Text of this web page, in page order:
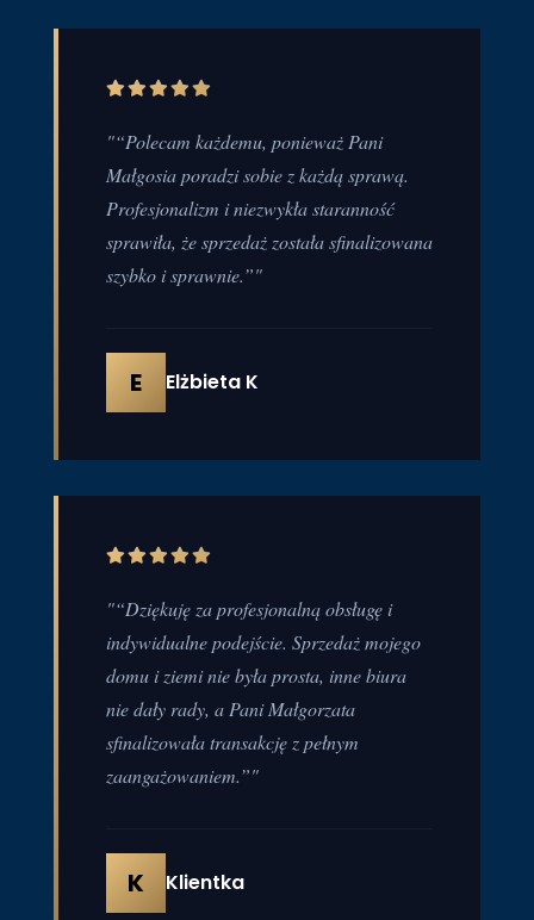
"“Polecam każdemu, ponieważ Pani
Małgosia poradzi sobie z każdą sprawą.
Profesjonalizm i niezwykła staranność
sprawiła, że sprzedaż została sfinalizowana
szybko i sprawnie.”"
E Elżbieta K
"“Dziękuję za profesjonalną obsługę i
indywidualne podejście. Sprzedaż mojego
domu i ziemi nie była prosta, inne biura
nie dały rady, a Pani Małgorzata
sfinalizowała transakcję z pełnym
zaangażowaniem.”"
K Klientka